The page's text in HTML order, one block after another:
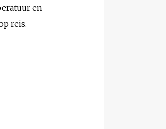
en
reis.